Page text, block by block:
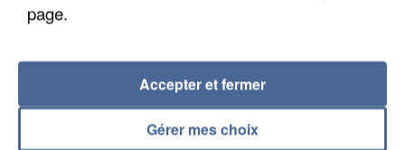
page.
Gérer mes choix
Accepter et fermer